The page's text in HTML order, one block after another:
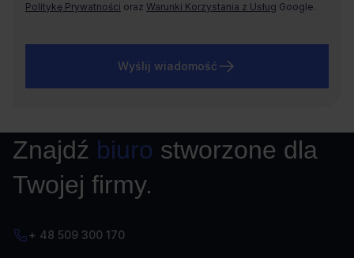
Politykę Prywatności oraz Warunki Korzystania z Usług Google.
Wyślij wiadomość
Znajdź biuro stworzone dla
Twojej firmy.
+ 48 509 300 170